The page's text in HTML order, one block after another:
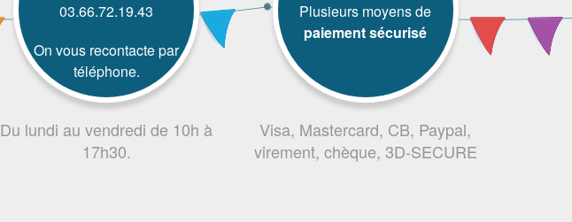
03.66.72.19.43
On vous recontacte par
téléphone.
Du lundi au vendredi de 10h à
17h30.
Plusieurs moyens de
paiement sécurisé
Visa, Mastercard, CB, Paypal,
virement, chèque, 3D-SECURE